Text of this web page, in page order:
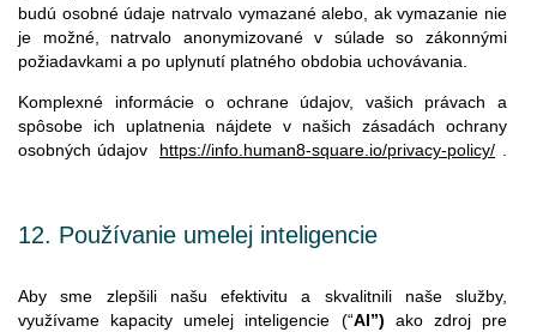
budú osobné údaje natrvalo vymazané alebo, ak vymazanie nie
je možné, natrvalo anonymizované v súlade so zákonnými
požiadavkami a po uplynutí platného obdobia uchovávania.
Komplexné informácie o ochrane údajov, vašich právach a
spôsobe ich uplatnenia nájdete v našich zásadách ochrany
osobných údajov
https://info.human8-square.io/privacy-policy/
12. Používanie umelej inteligencie
Aby sme zlepšili našu efektivitu a skvalitnili naše služby,
využívame kapacity umelej inteligencie (“AI”) ako zdroj pre